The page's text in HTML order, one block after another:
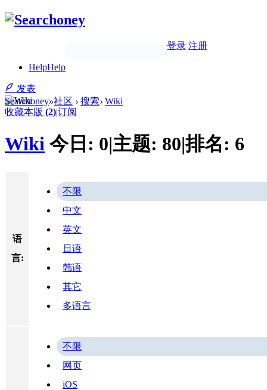
登录 注册
HelpHelp
发表
Searchoney»社区 › 搜索› Wiki
收藏本版 (2)|订阅
Wiki 今日: 0|主题: 80|排名: 6
语
言:
不限
中文
英文
日语
韩语
其它
多语言
不限
网页
iOS